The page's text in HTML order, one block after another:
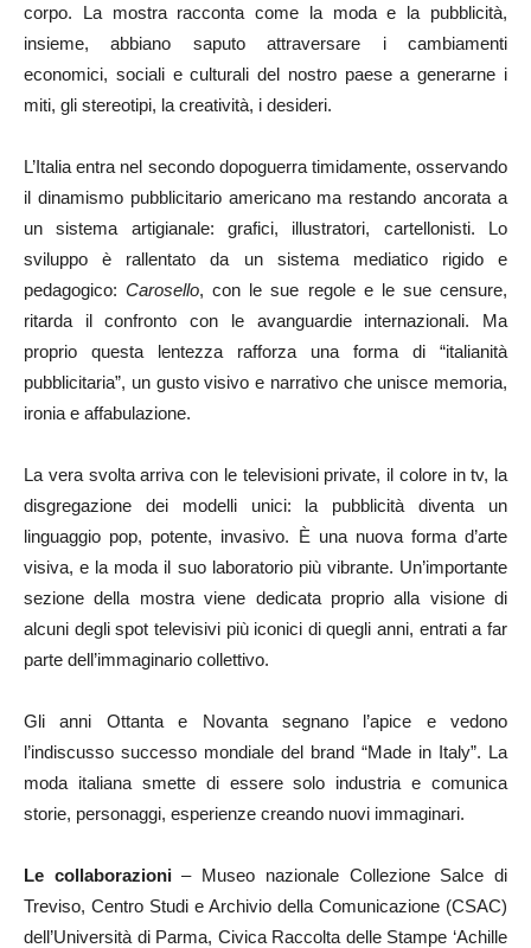
corpo. La mostra racconta come la moda e la pubblicità,
insieme, abbiano saputo attraversare i cambiamenti
economici, sociali e culturali del nostro paese a generarne i
miti, gli stereotipi, la creatività, i desideri.
L’Italia entra nel secondo dopoguerra timidamente, osservando
il dinamismo pubblicitario americano ma restando ancorata a
un sistema artigianale: grafici, illustratori, cartellonisti. Lo
sviluppo è rallentato da un sistema mediatico rigido e
pedagogico:Carosello, con le sue regole e le sue censure,
ritarda il confronto con le avanguardie internazionali. Ma
proprio questa lentezza rafforza una forma di “italianità
pubblicitaria”, un gusto visivo e narrativo che unisce memoria,
ironia e affabulazione.
La vera svolta arriva con le televisioni private, il colore in tv, la
disgregazione dei modelli unici: la pubblicità diventa un
linguaggio pop, potente, invasivo. È una nuova forma d’arte
visiva, e la moda il suo laboratorio più vibrante. Un’importante
sezione della mostra viene dedicata proprio alla visione di
alcuni degli spot televisivi più iconici di quegli anni, entrati a far
parte dell’immaginario collettivo.
Gli anni Ottanta e Novanta segnano l’apice e vedono
l’indiscusso successo mondiale del brand “Made in Italy”. La
moda italiana smette di essere solo industria e comunica
storie, personaggi, esperienze creando nuovi immaginari.
Le collaborazioni– Museo nazionale Collezione Salce di
Treviso, Centro Studi e Archivio della Comunicazione (CSAC)
dell’Università di Parma, Civica Raccolta delle Stampe ‘Achille